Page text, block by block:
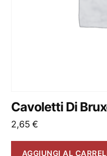
Cavoletti Di
2,65€
AGGIUNGI AL